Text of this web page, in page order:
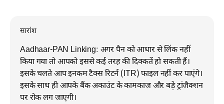
सारांश
Aadhaar-PAN Linking: अगर पैन को आधार से लिंक नहीं
किया गया तो आपको इससे कई तरह की दिक्कतें हो सकती हैं।
इसके चलते आप इनकम टैक्स रिटर्न (ITR) फाइल नहीं कर पाएंगे।
इसके साथ ही आपके बैंक अकाउंट के कामकाज और बड़े ट्रांजैक्शन
पर रोक लग जाएगी।